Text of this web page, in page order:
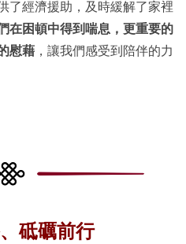
了經濟援助，及時緩解了家裡
在困頓中得到喘息，更重要的
慰藉 ，讓我們感受到陪伴的力
砥礪前行